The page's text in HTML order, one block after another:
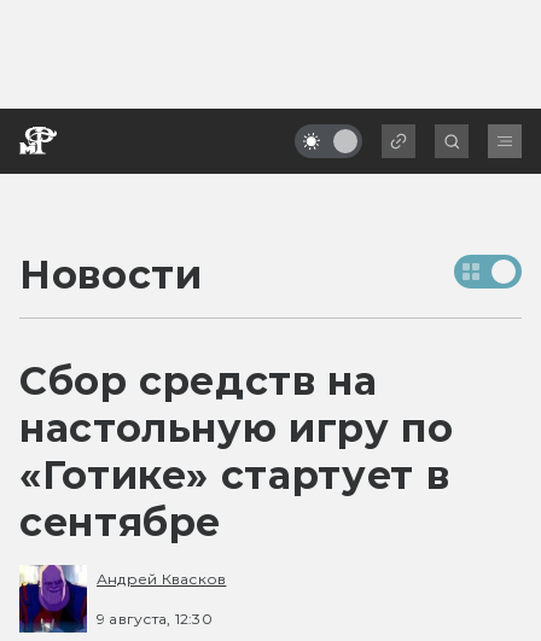
Новости
Сбор средств на
настольную игру по
«Готике» стартует в
сентябре
Андрей Квасков
9 августа, 12:30